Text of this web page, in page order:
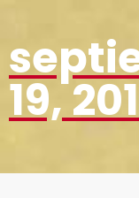
19,